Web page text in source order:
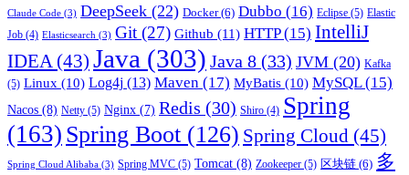
Claude Code (3) DeepSeek (22) Docker(6) Dubbo (16) Eclipse (5) Elastic
Job (4) Elasticsearch (3) Git (27) Github (11) HTTP(15) IntelliJ
IDEA (43) Java (303) Java 8 (33) JVM (20) Kafka
(5) Linux (10) Log4j (13) Maven (17) MyBatis (10) MySQL(15)
Nacos (8) Netty (5) Nginx (7) Redis (30) Shiro (4) Spring
(163) Spring Boot (126) Spring Cloud (45)
Spring Cloud Alibaba (3) Spring MVC (5) Tomcat (8) Zookeeper (5) 区块链 (6) 多